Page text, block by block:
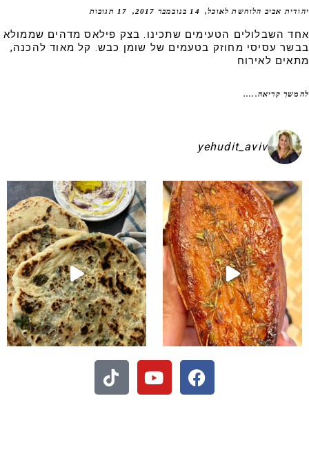
אביב הלוחשת לאוכל 14 בנובמבר 2017 17 תגובות
השבלולים הטעימים שתכינו. בצק פילאס מדהים שממולא
עסיסי מחוזק בטעמים של שומן כבש. קל מאוד להכנה,
לאירוח
קריאה.....
yehudit_aviv
בפיתות היסטריות
חיתוכיות ריבה וקוקוס